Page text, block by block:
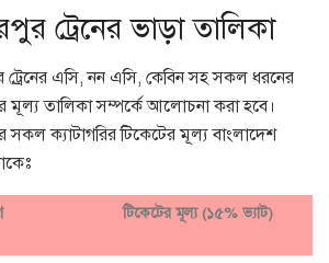
ট্রেনের ভাড়া তালিকা
এসি, নন এসি, কেবিন সহ সকল ধরনের
মূল্য তালিকা সম্পর্কে আলোচনা করা হবে।
সকল ক্যাটাগরির টিকেটের মূল্য বাংলাদেশ
টিকেটের মূল্য (১৫% ভ্যাট)